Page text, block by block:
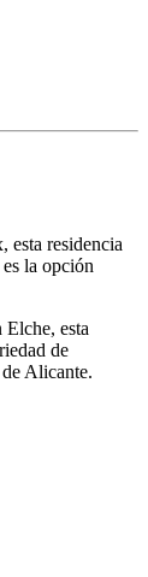
esta residencia
la opción
esta
de
Alicante.